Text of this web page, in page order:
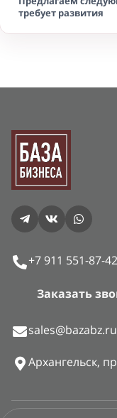
требует развития
+7 911 551-87-42
Заказать
sales@bazabz.ru
Архангельск,